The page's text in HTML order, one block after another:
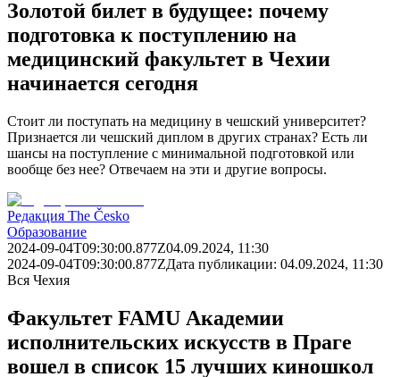
Золотой билет в будущее: почему
подготовка к поступлению на
медицинский факультет в Чехии
начинается сегодня
Стоит ли поступать на медицину в чешский университет?
Признается ли чешский диплом в других странах? Есть ли
шансы на поступление с минимальной подготовкой или
вообще без нее? Отвечаем на эти и другие вопросы.
Редакция The Česko
Образование
2024-09-04T09:30:00.877Z04.09.2024, 11:30
2024-09-04T09:30:00.877ZДата публикации: 04.09.2024, 11:30
Вся Чехия
Факультет FAMU Академии
исполнительских искусств в Праге
вошел в список 15 лучших киношкол